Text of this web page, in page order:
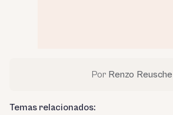
Por Renzo Reusche
Temas relacionados: